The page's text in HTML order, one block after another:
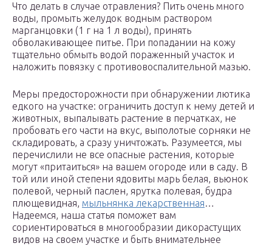
Что делать в случае отравления? Пить очень много
воды, промыть желудок водным раствором
марганцовки (1 г на 1 л воды), принять
обволакивающее питье. При попадании на кожу
тщательно обмыть водой пораженный участок и
наложить повязку с противовоспалительной мазью.
Меры предосторожности при обнаружении лютика
едкого на участке: ограничить доступ к нему детей и
животных, выпалывать растение в перчатках, не
пробовать его части на вкус, выполотые сорняки не
складировать, а сразу уничтожать. Разумеется, мы
перечислили не все опасные растения, которые
могут «притаиться» на вашем огороде или в саду. В
той или иной степени ядовиты марь белая, вьюнок
полевой, черный паслен, ярутка полевая, будра
плющевидная, мыльнянка лекарственная…
Надеемся, наша статья поможет вам
сориентироваться в многообразии дикорастущих
видов на своем участке и быть внимательнее